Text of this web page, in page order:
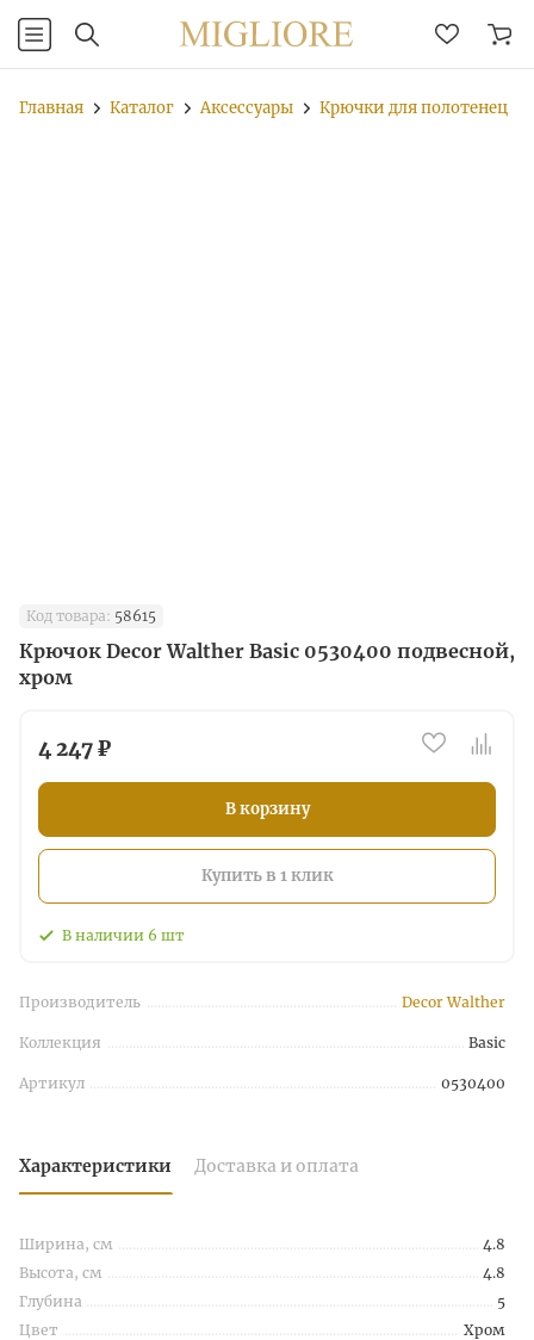
Главная Каталог Аксессуары Крючки для полотенец
Код товара: 58615
Крючок Decor Walther Basic 0530400 подвесной,
хром
4 247 ₽
В корзину
Купить в 1 клик
В наличии 6 шт
Производитель Decor Walther
Коллекция Basic
Артикул 0530400
Характеристики Доставка и оплата
Ширина, см
4.8
Высота, см
4.8
Глубина
5
Цвет
Хром